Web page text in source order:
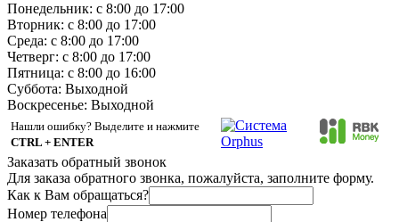
Понедельник: с 8:00 до 17:00
Вторник: с 8:00 до 17:00
Среда: с 8:00 до 17:00
Четверг: с 8:00 до 17:00
Пятница: с 8:00 до 16:00
Суббота: Выходной
Воскресенье: Выходной
Нашли ошибку? Выделите и нажмите
CTRL + ENTER
Заказать обратный звонок
Для заказа обратного звонка, пожалуйста, заполните форму.
Как к Вам обращаться?
Номер телефона